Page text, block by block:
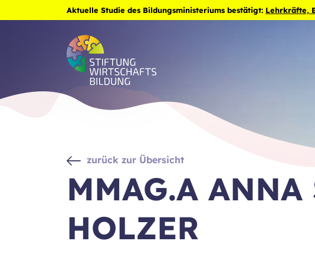
Aktuelle Studie des Bildungsministeriums bestätigt: Lehrkräfte,
zurück zur Übersicht
MMAG.A
HOLZER